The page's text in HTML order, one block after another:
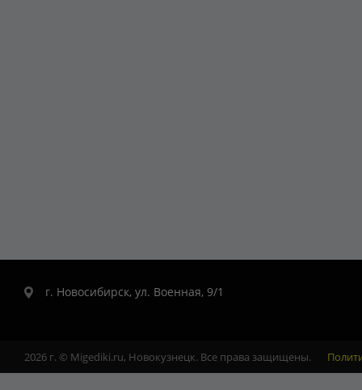
г. Новосибирск, ул. Военная, 9/1
2026 г. © Migediki.ru, Новокузнецк. Все права защищены.